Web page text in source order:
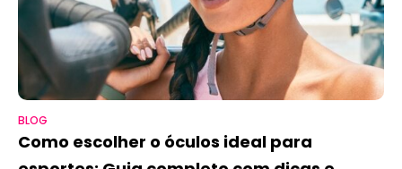
BLOG
Como escolher o óculos ideal para